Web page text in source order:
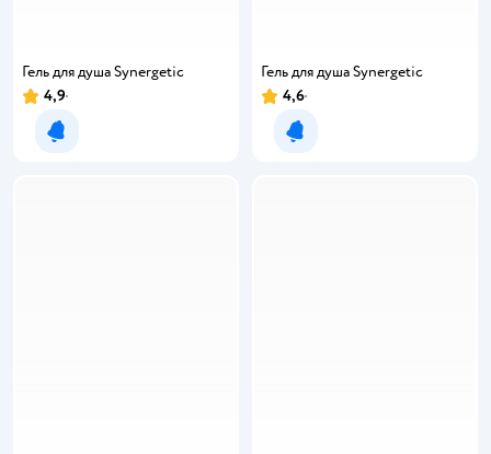
Гель для душа Synergetic
Рейтинг:
4,9
Уведомить о появлении
Гель для душа Synergetic
Рейтинг:
4,6
Уведомить о появлении